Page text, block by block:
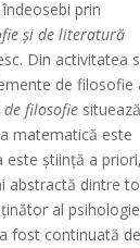
prin
şi de literatură
Din activitatea
de filosofie
de filosofie situează
matematică este
este ştiinţă a
abstractă dintre
al
a fost continuată de